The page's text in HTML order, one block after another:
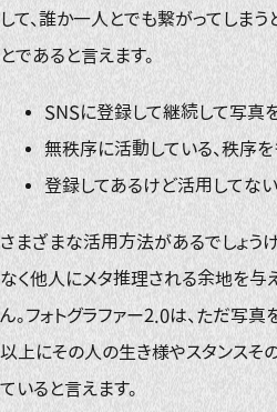
して、誰か一人とでも繋がってしま
とであると言えます。
SNSに登録して継続して写真
無秩序に活動している、秩序を
登録してあるけど活用してない
さまざまな活用方法があるでしょう
なく他人にメタ推理される余地を与
ん。フォトグラファー2.0は、ただ写
以上にその人の生き様やスタンスそ
ていると言えます。